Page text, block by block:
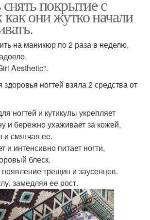
покрытие с
как они жутко начали
на маникюр по 2 раза в неделю,
Aesthetic".
ногтей взяла 2 средства от
ногтей и кутикулы укрепляет
и бережно ухаживает за кожей,
и смягчая ее.
и интенсивно питает ногти,
блеск.
трещин и заусенцев.
замедляя ее рост.